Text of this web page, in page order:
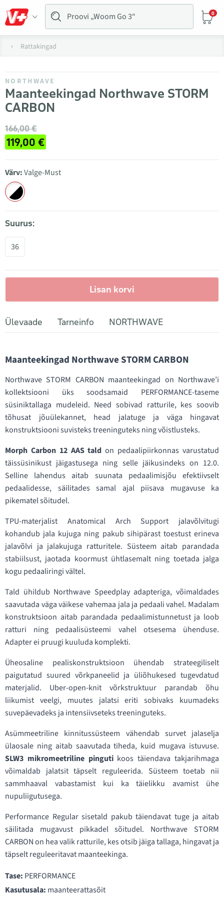
0
Rattakingad
NORTHWAVE
Maanteekingad Northwave STORM
CARBON
166,00 €
119,00 €
Värv:Valge-Must
Suurus:
36
Lisan korvi
Ülevaade Tarneinfo NORTHWAVE
Maanteekingad Northwave STORM CARBON
Northwave STORM CARBON maanteekingad on Northwave’i
kollektsiooni üks soodsamaid PERFORMANCE-taseme
süsiniktallaga mudeleid. Need sobivad ratturile, kes soovib
tõhusat jõuülekannet, head jalatuge ja väga hingavat
konstruktsiooni suvisteks treeninguteks ning võistlusteks.
Morph Carbon 12 AAS tald on pedaalipiirkonnas varustatud
täissüsinikust jäigastusega ning selle jäikusindeks on 12.0.
Selline lahendus aitab suunata pedaalimisjõu efektiivselt
pedaalidesse, säilitades samal ajal piisava mugavuse ka
pikematel sõitudel.
TPU-materjalist Anatomical Arch Support jalavõlvitugi
kohandub jala kujuga ning pakub sihipärast toestust erineva
jalavõlvi ja jalakujuga ratturitele. Süsteem aitab parandada
stabiilsust, jaotada koormust ühtlasemalt ning toetada jalga
kogu pedaaliringi vältel.
Tald ühildub Northwave Speedplay adapteriga, võimaldades
saavutada väga väikese vahemaa jala ja pedaali vahel. Madalam
konstruktsioon aitab parandada pedaalimistunnetust ja loob
ratturi ning pedaalisüsteemi vahel otsesema ühenduse.
Adapter ei pruugi kuuluda komplekti.
Üheosaline pealiskonstruktsioon ühendab strateegiliselt
paigutatud suured võrkpaneelid ja üliõhukesed tugevdatud
materjalid. Uber-open-knit võrkstruktuur parandab õhu
liikumist veelgi, muutes jalatsi eriti sobivaks kuumadeks
suvepäevadeks ja intensiivseteks treeninguteks.
Asümmeetriline kinnitussüsteem vähendab survet jalaselja
ülaosale ning aitab saavutada tiheda, kuid mugava istuvuse.
SLW3 mikromeetriline pingutikoos täiendava takjarihmaga
võimaldab jalatsit täpselt reguleerida. Süsteem toetab nii
sammhaaval vabastamist kui ka täielikku avamist ühe
nupuliigutusega.
Performance Regular sisetald pakub täiendavat tuge ja aitab
säilitada mugavust pikkadel sõitudel. Northwave STORM
CARBON on hea valik ratturile, kes otsib jäiga tallaga, hingavat ja
täpselt reguleeritavat maanteekinga.
Tase: PERFORMANCE
Kasutusala: maanteerattasõit